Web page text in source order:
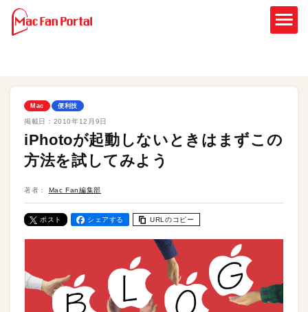
Mac 便利技
掲載日： 2010年12月9日
iPhotoが起動しないときはまずこの
方法を試してみよう
著者： Mac Fan編集部
ポスト シェアする URLのコピー